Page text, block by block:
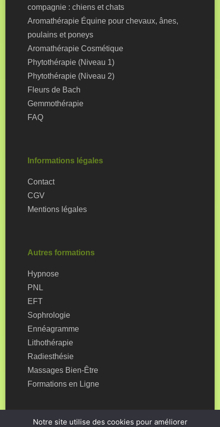
compagnie : chiens et chats
Aromathérapie Équine pour chevaux, ânes,
poulains et poneys
Aromathérapie Cosmétique
Phytothérapie (Niveau 1)
Phytothérapie (Niveau 2)
Fleurs de Bach
Gemmothérapie
FAQ
Informations légales
Contact
CGV
Mentions légales
Autres formations
Hypnose
PNL
EFT
Sophrologie
Ennéagramme
Lithothérapie
Radiesthésie
Massages Bien-Être
Formations en Ligne
Notre site utilise des cookies pour améliorer